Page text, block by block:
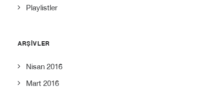
Playlistler
ARŞIVLER
Nisan 2016
Mart 2016